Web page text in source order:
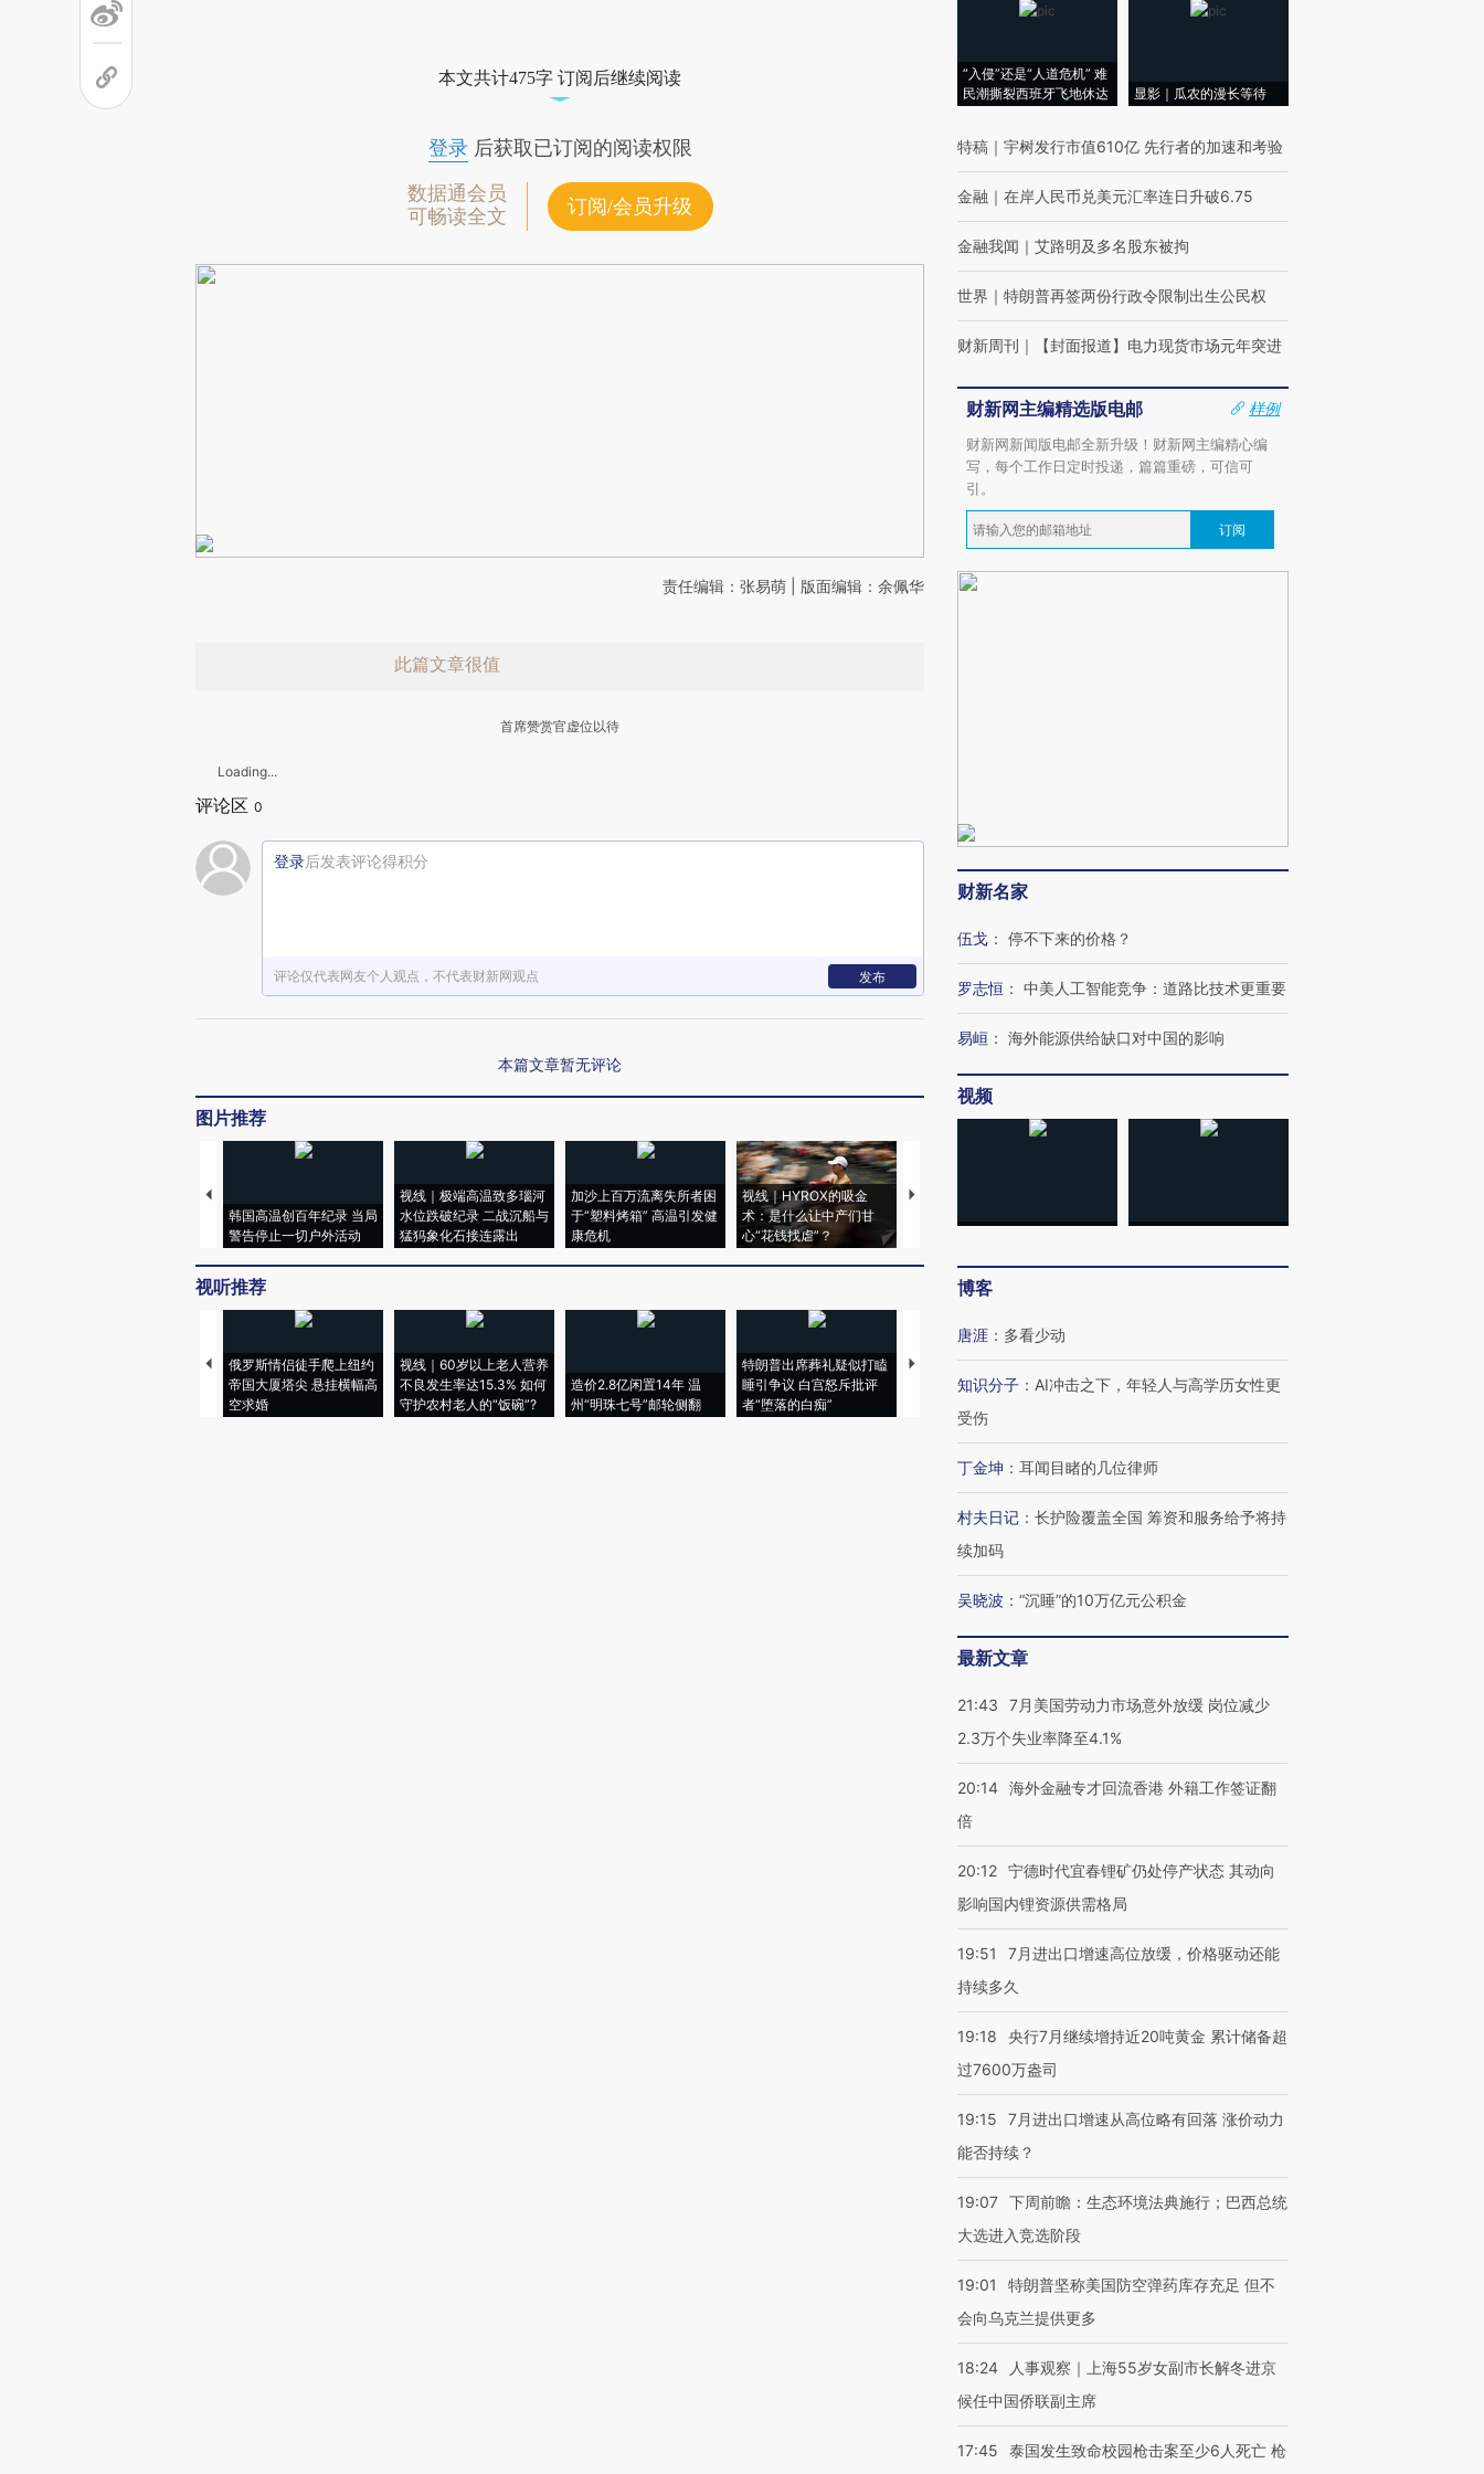
本文共计475字 订阅后继续阅读
登录后获取已订阅的阅读权限
数据通会员
可畅读全文
订阅/会员升级
责任编辑：张易萌 | 版面编辑：余佩华
此篇文章很值
首席赞赏官虚位以待
Loading...
评论区 0
登录后发表评论得积分
评论仅代表网友个人观点，不代表财新网观点 发布
本篇文章暂无评论
图片推荐
韩国高温创百年纪录 当局
警告停止一切户外活动
视线｜极端高温致多瑙河
水位跌破纪录 二战沉船与
猛犸象化石接连露出
加沙上百万流离失所者困
于“塑料烤箱” 高温引发健
康危机
视线｜HYROX的吸金
术：是什么让中产们甘
心“花钱找虐”？
马航飞行员跨国走私7万
视听推荐
俄罗斯情侣徒手爬上纽约
帝国大厦塔尖 悬挂横幅高
空求婚
视线｜60岁以上老人营养
不良发生率达15.3% 如何
守护农村老人的“饭碗”?
造价2.8亿闲置14年 温
州“明珠七号”邮轮侧翻
特朗普出席葬礼疑似打瞌
睡引争议 白宫怒斥批评
者“堕落的白痴”
视线｜全球最热百城独占
97个 印度如何熬过48°C
38岁梅西上演帽子戏法
韩国高温创百年纪录 当局
“入侵”还是“人道危机” 难
民潮撕裂西班牙飞地休达
显影｜瓜农的漫长等待
特稿 ｜ 宇树发行市值610亿 先行者的加速和考验
金融 ｜ 在岸人民币兑美元汇率连日升破6.75
金融我闻 ｜ 艾路明及多名股东被拘
世界 ｜ 特朗普再签两份行政令限制出生公民权
财新周刊 ｜ 【封面报道】电力现货市场元年突进
财新网主编精选版电邮
样例
财新网新闻版电邮全新升级！财新网主编精心编
写，每个工作日定时投递，篇篇重磅，可信可
引。
订阅
财新名家
伍戈 ： 停不下来的价格？
罗志恒 ： 中美人工智能竞争：道路比技术更重要
易峘 ： 海外能源供给缺口对中国的影响
视频
博客
唐涯 ： 多看少动
知识分子 ： AI冲击之下，年轻人与高学历女性更
受伤
丁金坤 ： 耳闻目睹的几位律师
村夫日记 ： 长护险覆盖全国 筹资和服务给予将持
续加码
吴晓波 ： “沉睡”的10万亿元公积金
最新文章
21:43
7月美国劳动力市场意外放缓 岗位减少
2.3万个失业率降至4.1%
20:14 海外金融专才回流香港 外籍工作签证翻
倍
20:12 宁德时代宜春锂矿仍处停产状态 其动向
影响国内锂资源供需格局
19:51
7月进出口增速高位放缓，价格驱动还能
持续多久
19:18
央行7月继续增持近20吨黄金 累计储备超
过7600万盎司
19:15
7月进出口增速从高位略有回落 涨价动力
能否持续？
19:07 下周前瞻：生态环境法典施行；巴西总统
大选进入竞选阶段
19:01
特朗普坚称美国防空弹药库存充足 但不
会向乌克兰提供更多
18:24
人事观察｜上海55岁女副市长解冬进京
候任中国侨联副主席
17:45 泰国发生致命校园枪击案至少6人死亡 枪